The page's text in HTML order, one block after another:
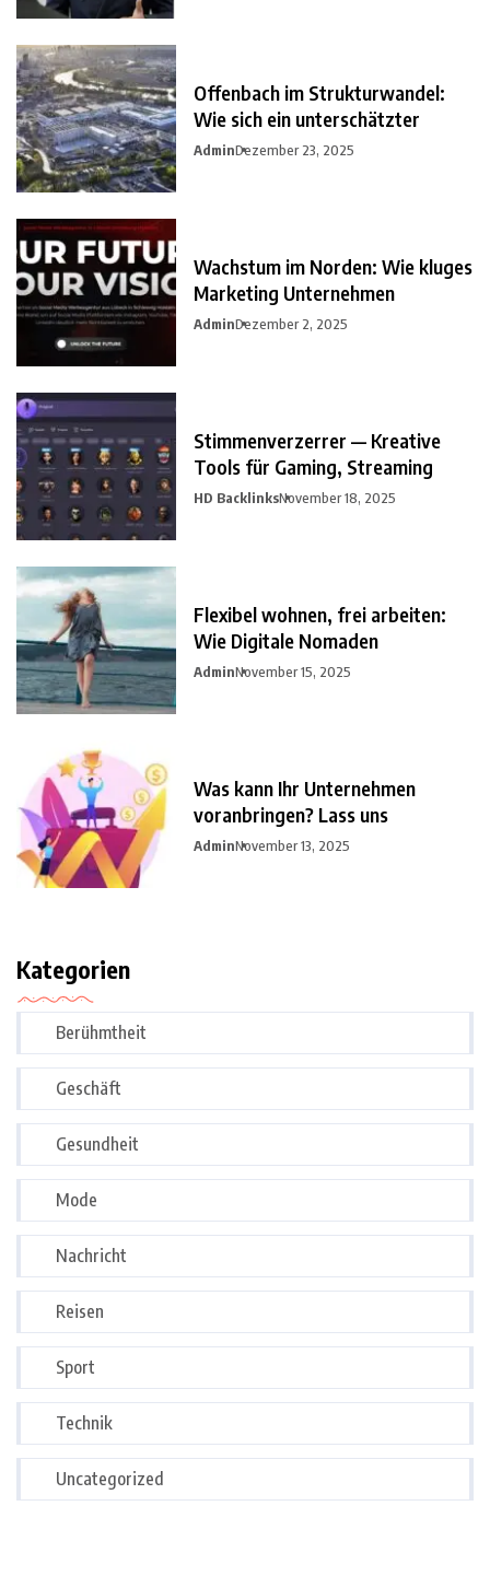
Offenbach im Strukturwandel:
Wie sich ein unterschätzter
AdminDezember 23, 2025
Wachstum im Norden: Wie kluges
Marketing Unternehmen
AdminDezember 2, 2025
Stimmenverzerrer — Kreative
Tools für Gaming, Streaming
HD BacklinksNovember 18, 2025
Flexibel wohnen, frei arbeiten:
Wie Digitale Nomaden
AdminNovember 15, 2025
Was kann Ihr Unternehmen
voranbringen? Lass uns
AdminNovember 13, 2025
Kategorien
Berühmtheit
Geschäft
Gesundheit
Mode
Nachricht
Reisen
Sport
Technik
Uncategorized